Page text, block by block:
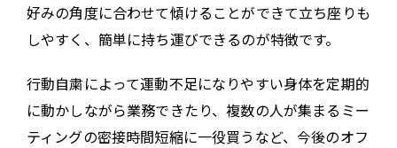
好みの角度に合わせて傾けることができて立ち座りも
しやすく、簡単に持ち運びできるのが特徴です。
行動自粛によって運動不足になりやすい身体を定期的
に動かしながら業務できたり、複数の人が集まるミー
ティングの密接時間短縮に一役買うなど、今後のオフ